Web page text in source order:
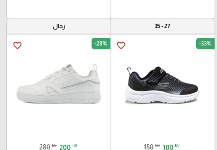
27 - 35
favorite_border -33%
150 ₪ 100 ₪
رجال
favorite_border -28%
280 ₪ 200 ₪